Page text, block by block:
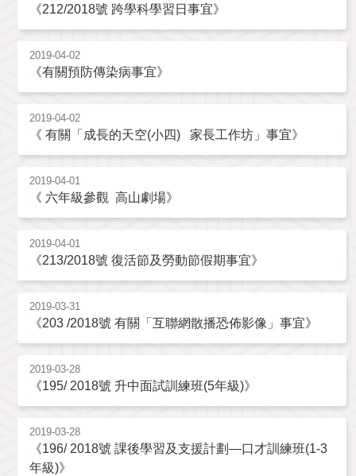
《212/2018號 跨學科學習日事宜》
2019-04-02
《有關預防傳染病事宜》
2019-04-02
《 有關「成長的天空(小四) 家長工作坊」事宜》
2019-04-01
《 六年級參觀 高山劇場》
2019-04-01
《213/2018號 復活節及勞動節假期事宜》
2019-03-31
《203 /2018號 有關「互聯網散播恐佈影像」事宜》
2019-03-28
《195/ 2018號 升中面試訓練班(5年級)》
2019-03-28
《196/ 2018號 課後學習及支援計劃—口才訓練班(1-3
年級)》